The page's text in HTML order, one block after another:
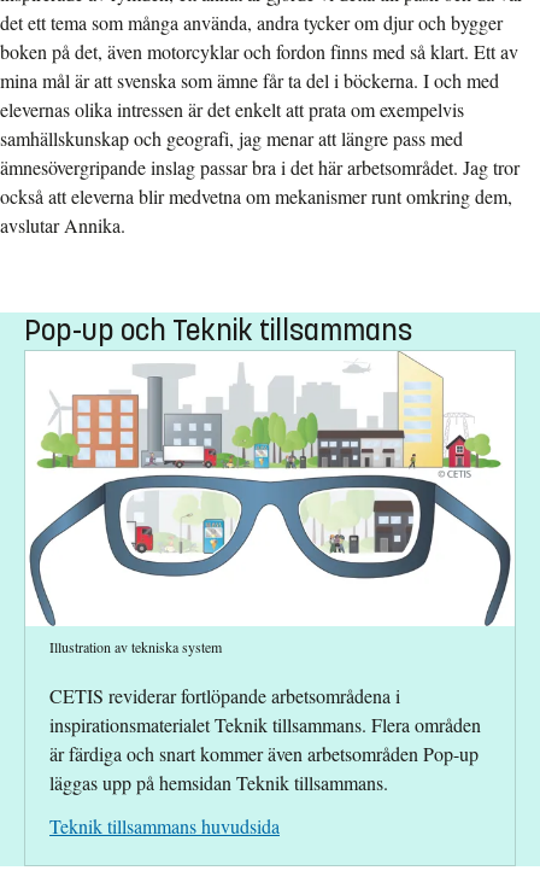
det ett tema som många använda, andra tycker om djur och bygger
boken på det, även motorcyklar och fordon finns med så klart. Ett av
mina mål är att svenska som ämne får ta del i böckerna. I och med
elevernas olika intressen är det enkelt att prata om exempelvis
samhällskunskap och geografi, jag menar att längre pass med
ämnesövergripande inslag passar bra i det här arbetsområdet. Jag tror
också att eleverna blir medvetna om mekanismer runt omkring dem,
avslutar Annika.
Pop-up och Teknik tillsammans
Illustration av tekniska system
CETIS reviderar fortlöpande arbetsområdena i
inspirationsmaterialet Teknik tillsammans. Flera områden
är färdiga och snart kommer även arbetsområden Pop-up
läggas upp på hemsidan Teknik tillsammans.
Teknik tillsammans huvudsida